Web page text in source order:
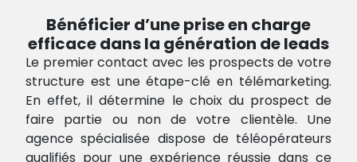
Bénéficier d’une prise en charge
efficace dans la génération de leads
Le premier contact avec les prospects de votre
structure est une étape-clé en télémarketing.
En effet, il détermine le choix du prospect de
faire partie ou non de votre clientèle. Une
agence spécialisée dispose de téléopérateurs
qualifiés pour une expérience réussie dans ce